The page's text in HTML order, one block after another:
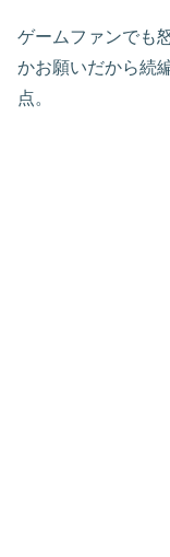
ゲームファンでも
かお願いだから続
点。